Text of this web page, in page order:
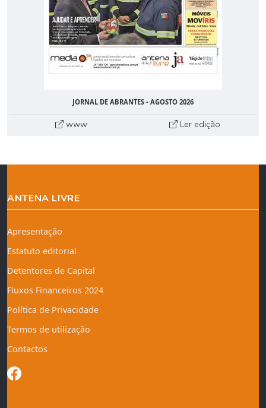
JORNAL DE ABRANTES - AGOSTO 2026
www Ler edição
ANTENA LIVRE
Apresentação
Estatuto editorial
Detentores de Capital
Fluxos Financeiros 2024
Política de Privacidade
Termos de utilização
Contactos